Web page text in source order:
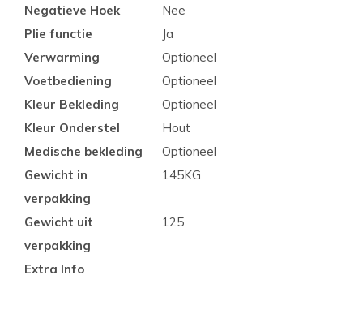
Negatieve Hoek
Nee
Plie functie
Ja
Verwarming
Optioneel
Voetbediening
Optioneel
Kleur Bekleding
Optioneel
Kleur Onderstel
Hout
Medische bekleding
Optioneel
Gewicht in
verpakking
145KG
Gewicht uit
verpakking
125
Extra Info